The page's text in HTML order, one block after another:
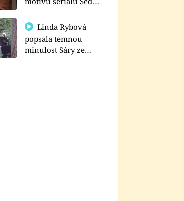
Linda Rybová
popsala temnou
minulost Sáry ze